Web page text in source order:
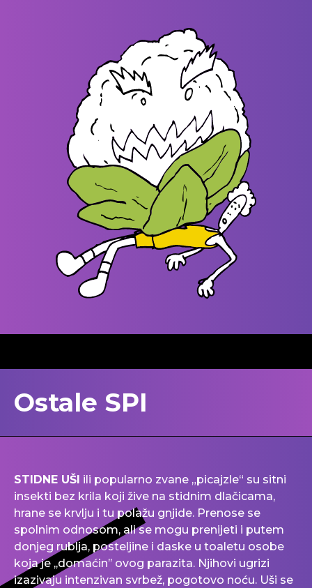
Ostale SPI
STIDNE UŠI ili popularno zvane „picajzle“ su sitni
insekti bez krila koji žive na stidnim dlačicama,
hrane se krvlju i tu polažu gnjide. Prenose se
spolnim odnosom, ali se mogu prenijeti i putem
donjeg rublja, posteljine i daske u toaletu osobe
koja je ,,domaćin’’ ovog parazita. Njihovi ugrizi
izazivaju intenzivan svrbež, pogotovo noću. Uši se